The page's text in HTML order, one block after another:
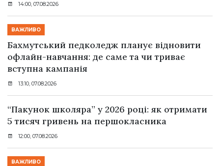
14:00, 07.08.2026
ВАЖЛИВО
Бахмутський педколедж планує відновити
офлайн-навчання: де саме та чи триває
вступна кампанія
13:10, 07.08.2026
“Пакунок школяра” у 2026 році: як отримати
5 тисяч гривень на першокласника
12:00, 07.08.2026
ВАЖЛИВО